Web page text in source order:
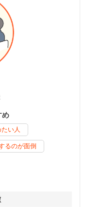
め
い人
るのが面倒